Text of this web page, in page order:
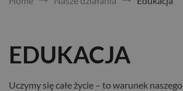
EDUKACJA
Uczymy się całe życie – to warunek